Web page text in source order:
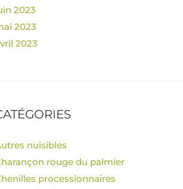
2023
2023
2023
nuisibles
rouge du palmier
processionnaires